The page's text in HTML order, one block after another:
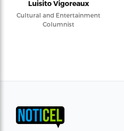
Luisito Vigoreaux
Cultural and Entertainment
Columnist